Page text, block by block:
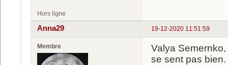
Hors ligne
19-12-2020 11:51:59
Anna29
Membre
Valya
se sent pas bien.